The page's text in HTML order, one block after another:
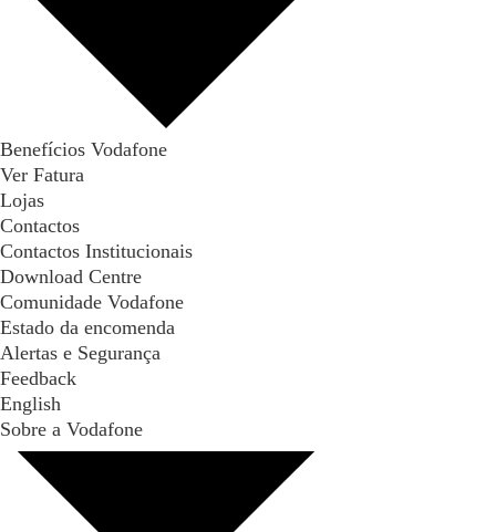
Benefícios Vodafone
Ver Fatura
Lojas
Contactos
Contactos Institucionais
Download Centre
Comunidade Vodafone
Estado da encomenda
Alertas e Segurança
Feedback
English
Sobre a Vodafone